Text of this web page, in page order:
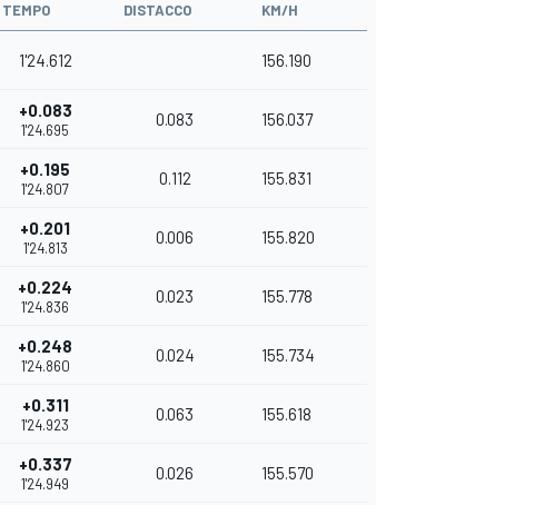
TEMPO DISTACCO KM/H
1'24.612 156.190
+0.083
1'24.695
0.083 156.037
+0.195
1'24.807
0.112 155.831
+0.201
1'24.813
0.006 155.820
+0.224
1'24.836
0.023 155.778
+0.248
1'24.860
0.024 155.734
+0.311
1'24.923
0.063 155.618
+0.337
1'24.949
0.026 155.570